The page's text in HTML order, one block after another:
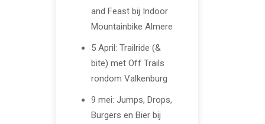
and Feast bij Indoor
Mountainbike Almere
5 April: Trailride (&
bite) met Off Trails
rondom Valkenburg
9 mei: Jumps, Drops,
Burgers en Bier bij